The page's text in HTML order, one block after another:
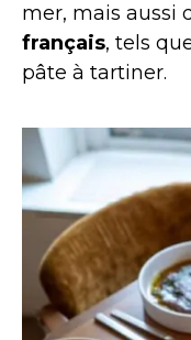
mer, mais aussi
français, tels
pâte à tartiner.